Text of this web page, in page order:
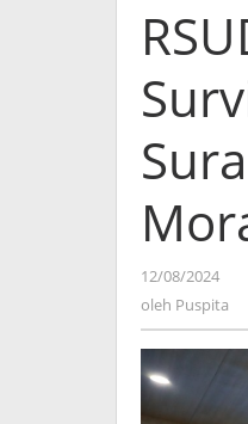
12/08/2024
oleh Puspita